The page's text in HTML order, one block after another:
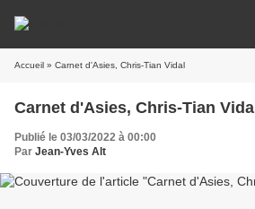
Accueil » Carnet d'Asies, Chris-Tian Vidal
Carnet d'Asies, Chris-Tian Vidal
Publié le 03/03/2022 à 00:00
Par Jean-Yves Alt